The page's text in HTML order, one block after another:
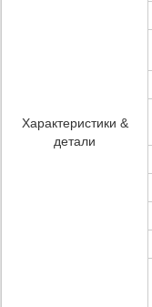
Характеристики &
детали